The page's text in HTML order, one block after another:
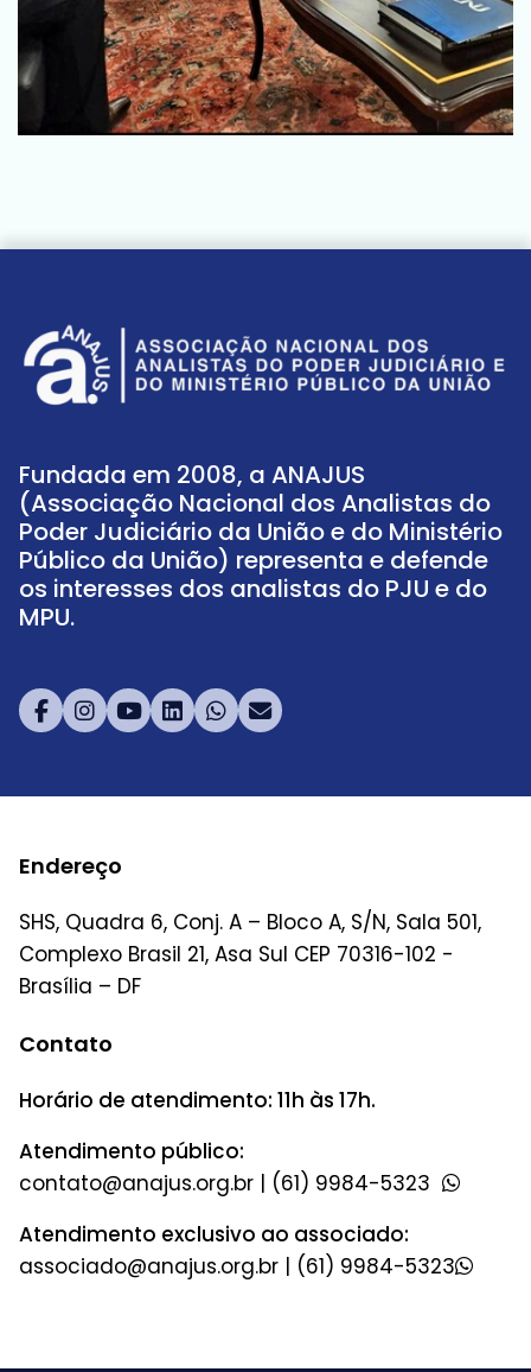
Fundada em 2008, a ANAJUS
(Associação Nacional dos Analistas do
Poder Judiciário da União e do Ministério
Público da União) representa e defende
os interesses dos analistas do PJU e do
MPU.
Endereço
SHS, Quadra 6, Conj. A – Bloco A, S/N, Sala 501,
Complexo Brasil 21, Asa Sul CEP 70316-102 -
Brasília – DF
Contato
Horário de atendimento: 11h às 17h.
Atendimento público:
| (61) 9984-5323
Atendimento exclusivo ao associado:
| (61) 9984-5323